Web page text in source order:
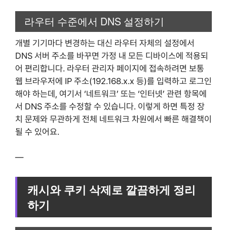
라우터 수준에서 DNS 설정하기
개별 기기마다 변경하는 대신 라우터 자체의 설정에서
DNS 서버 주소를 바꾸면 가정 내 모든 디바이스에 적용되
어 편리합니다. 라우터 관리자 페이지에 접속하려면 보통
웹 브라우저에 IP 주소(192.168.x.x 등)를 입력하고 로그인
해야 하는데, 여기서 ‘네트워크’ 또는 ‘인터넷’ 관련 항목에
서 DNS 주소를 수정할 수 있습니다. 이렇게 하면 특정 장
치 문제와 무관하게 전체 네트워크 차원에서 빠른 해결책이
될 수 있어요.
—
캐시와 쿠키 삭제로 깔끔하게 정리
하기